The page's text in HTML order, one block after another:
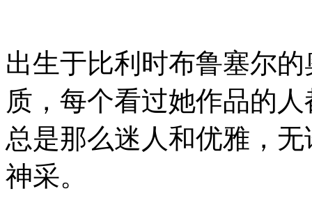
出生于比利时布鲁塞尔
质，每个看过她作品的
总是那么迷人和优雅，
神采。